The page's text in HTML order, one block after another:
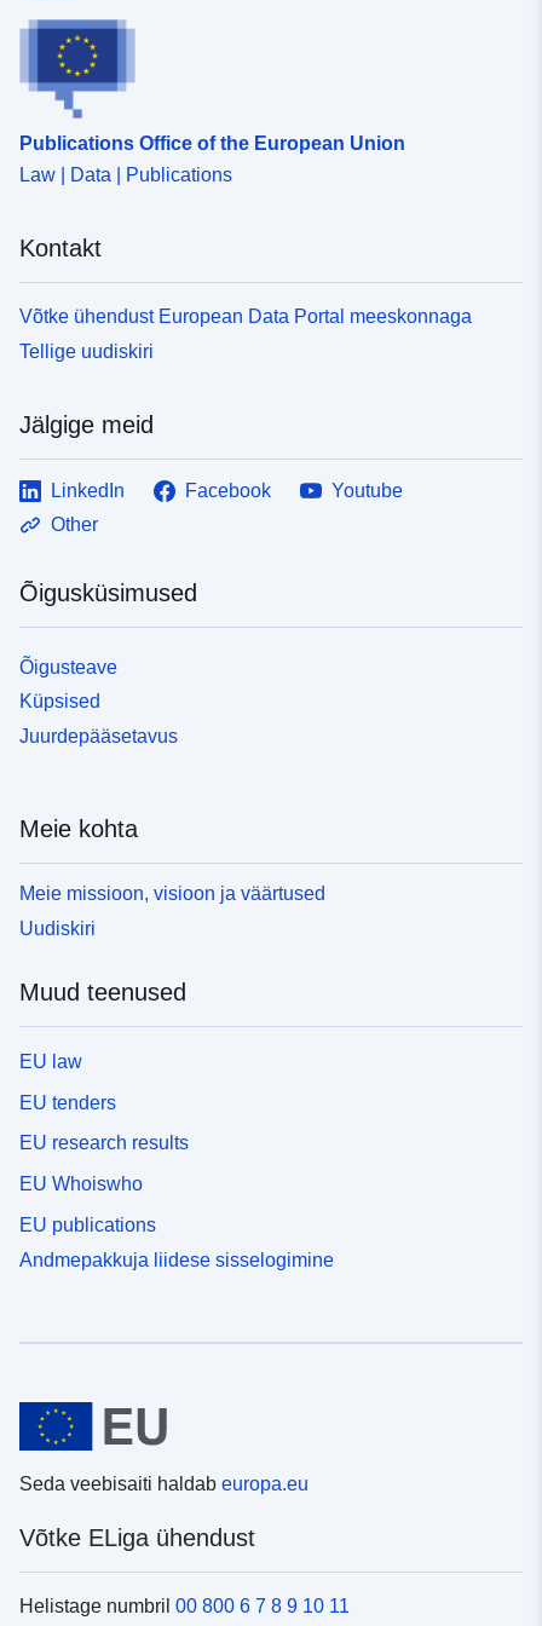
Publications Office of the European Union
Law | Data | Publications
Kontakt
Võtke ühendust European Data Portal meeskonnaga
Tellige uudiskiri
Jälgige meid
LinkedIn Facebook
Youtube
Other
Õigusküsimused
Õigusteave
Küpsised
Juurdepääsetavus
Meie kohta
Meie missioon, visioon ja väärtused
Uudiskiri
Muud teenused
EU law
EU tenders
EU research results
EU Whoiswho
EU publications
Andmepakkuja liidese sisselogimine
Seda veebisaiti haldab europa.eu
Võtke ELiga ühendust
Helistage numbril 00 800 6 7 8 9 10 11